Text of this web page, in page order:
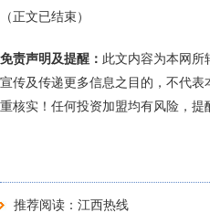
（正文已结束）
免责声明及提醒： 此文内容为本网所
宣传及传递更多信息之目的，不代
重核实！任何投资加盟均有风险，提
推荐阅读： 江西热线